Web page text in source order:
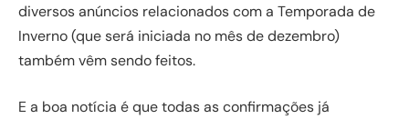
diversos anúncios relacionados com a Temporada de
Inverno (que será iniciada no mês de dezembro)
também vêm sendo feitos.
E a boa notícia é que todas as confirmações já